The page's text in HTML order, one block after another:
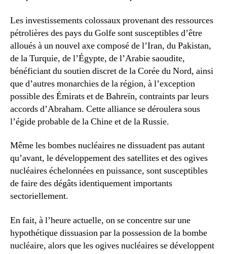
Les investissements colossaux provenant des ressources
pétrolières des pays du Golfe sont susceptibles d’être
alloués à un nouvel axe composé de l’Iran, du Pakistan,
de la Turquie, de l’Égypte, de l’Arabie saoudite,
bénéficiant du soutien discret de la Corée du Nord, ainsi
que d’autres monarchies de la région, à l’exception
possible des Émirats et de Bahreïn, contraints par leurs
accords d’Abraham. Cette alliance se déroulera sous
l’égide probable de la Chine et de la Russie.
Même les bombes nucléaires ne dissuadent pas autant
qu’avant, le développement des satellites et des ogives
nucléaires échelonnées en puissance, sont susceptibles
de faire des dégâts identiquement importants
sectoriellement.
En fait, à l’heure actuelle, on se concentre sur une
hypothétique dissuasion par la possession de la bombe
nucléaire, alors que les ogives nucléaires se développent